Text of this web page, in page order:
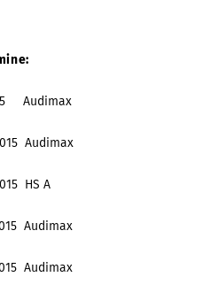
Audimax
Audimax
HS A
Audimax
Audimax